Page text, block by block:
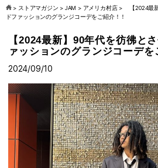
> ストアマガジン > JAM > アメリカ村店>
【2024最
ドファッションのグランジコーデをご紹介！！
【2024最新】90年代を彷彿と
ァッションのグランジコーデを
2024/09/10